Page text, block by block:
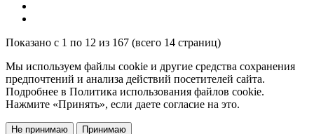
Показано с 1 по 12 из 167 (всего 14 страниц)
Мы используем файлы cookie и другие средства сохранения
предпочтений и анализа действий посетителей сайта.
Подробнее в Политика использования файлов cookie.
Нажмите «Принять», если даете согласие на это.
Не принимаю Принимаю